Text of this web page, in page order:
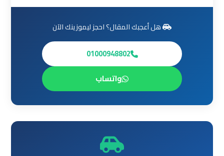
هل أعجبك المقال؟ احجز ليموزينك الآن
01000948802
واتساب
القاهرة
ليموزين